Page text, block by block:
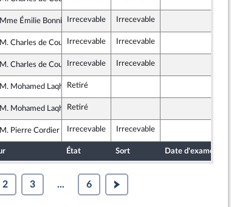
Indépendants, Outre-mer et Territoires
Républicains
Mme Émilie BonnivardIrrecevable Irrecevable
Indépendants, Outre-mer et Territoires
M. Charles de CoursonIrrecevable Irrecevable
Indépendants, Outre-mer et Territoires
M. Charles de CoursonIrrecevable Irrecevable
(MoDem et Indépendants)
M. Mohamed LaqhilaRetiré
(MoDem et Indépendants)
M. Mohamed LaqhilaRetiré
Républicains
M. Pierre Cordier Irrecevable Irrecevable
État Sort Date d'examen
2 3 ... 6